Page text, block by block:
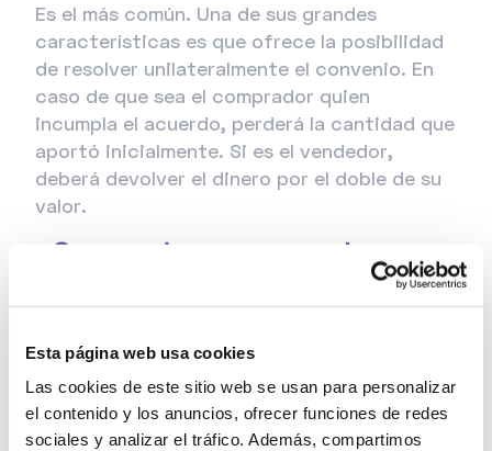
Esta página web usa cookies
Las cookies de este sitio web se usan para personalizar
el contenido y los anuncios, ofrecer funciones de redes
sociales y analizar el tráfico. Además, compartimos
Es el más común. Una de sus grandes
características es que ofrece la posibilidad
de resolver unilateralmente el convenio. En
caso de que sea el comprador quien
incumpla el acuerdo, perderá la cantidad que
aportó inicialmente. Si es el vendedor,
deberá devolver el dinero por el doble de su
valor.
¿Se puede prorrogar la
comprador y el vendedor, por lo tanto, si se
llega a un acuerdose puede posponer la
fecha. En este supuesto solo hará falta
añadir un anexo de ampliación e indicar el